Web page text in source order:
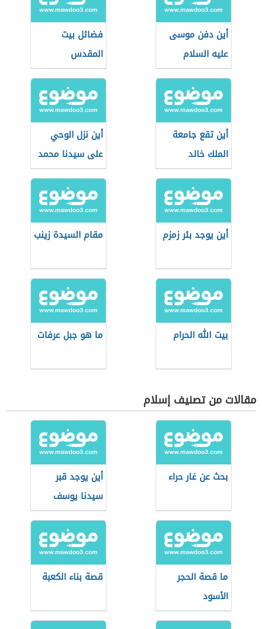
أين دفن موسى
عليه السلام
فضائل بيت
المقدس
أين تقع جامعة
الملك خالد
أين نزل الوحي
على سيدنا محمد
أين يوجد بئر زمزم مقام السيدة زينب
بيت الله الحرام ما هو جبل عرفات
مقالات من تصنيف إسلام
بحث عن غار حراء
أين يوجد قبر
سيدنا يوسف
ما قصة الحجر
الأسود
قصة بناء الكعبة